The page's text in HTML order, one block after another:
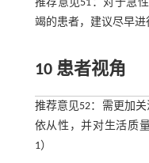
推荐意见51：对于急
竭的患者，建议尽早进
10 患者视角
推荐意见52：需更加
依从性，并对生活质
1）